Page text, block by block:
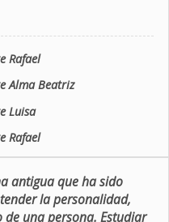
Rafael
Alma Beatriz
Luisa
Rafael
antigua que ha sido
la personalidad,
una persona. Estudiar